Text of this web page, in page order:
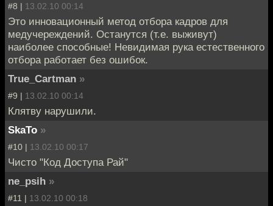
#8 | 13.02.10 00:14
Это инновационный метод отбора кадров для
медучереждений. Останутся (т.е. выживут)
наиболее способные! Невидимая рука естественного
отбора работает без ошибок.
True_Cartman »
#9 | 13.02.10 00:14
Клятву нарушили.
SkaTo »
#10 | 13.02.10 00:17
Чисто "Код Доступа Рай"
ne_psih »
#11 | 13.02.10 00:18